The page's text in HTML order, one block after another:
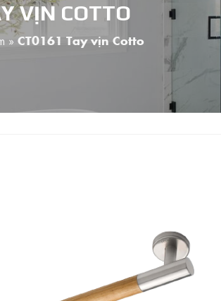
VỊN COTTO
»CT0161 Tay vịn Cotto